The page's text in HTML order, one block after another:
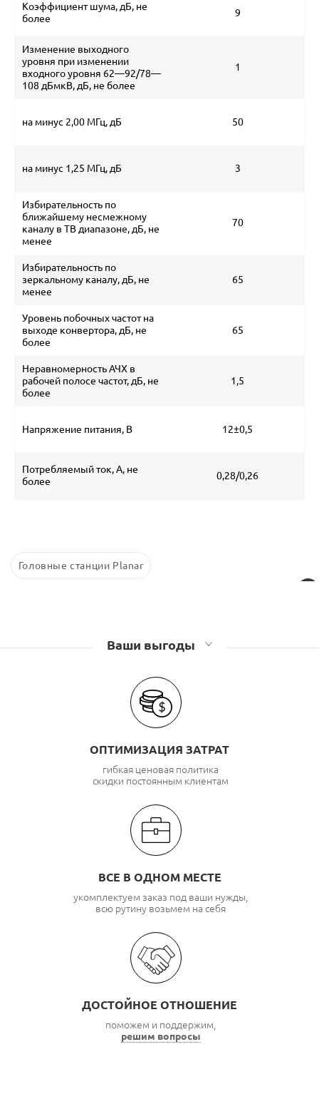
Коэффициент шума, дБ, не
более
9
Изменение выходного
уровня при изменении
входного уровня 62—92/78—
108 дБмкВ, дБ, не более
1
на минус 2,00 МГц, дБ 50
на минус 1,25 МГц, дБ 3
Избирательность по
ближайшему несмежному
каналу в ТВ диапазоне, дБ, не
менее
70
Избирательность по
зеркальному каналу, дБ, не
менее
65
Уровень побочных частот на
выходе конвертора, дБ, не
более
65
Неравномерность АЧХ в
рабочей полосе частот, дБ, не
более
1,5
Напряжение питания, В 12±0,5
Потребляемый ток, А, не
более
0,28/0,26
Головные станции Planar
Ваши выгоды
ОПТИМИЗАЦИЯ ЗАТРАТ
гибкая ценовая политика
скидки постоянным клиентам
ВСЕ В ОДНОМ МЕСТЕ
укомплектуем заказ под ваши нужды,
всю рутину возьмем на себя
ДОСТОЙНОЕ ОТНОШЕНИЕ
поможем и поддержим,
решим вопросы